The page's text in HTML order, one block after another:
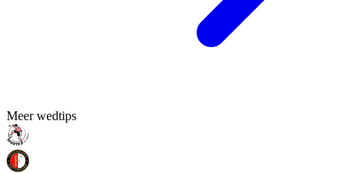
Meer wedtips